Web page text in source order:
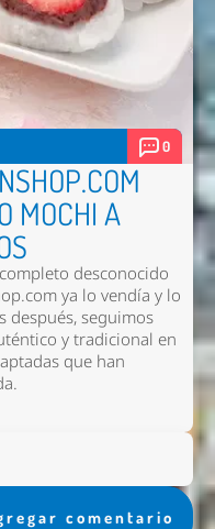
0
MOCHI A
desconocido
ya lo vendía y lo
después, seguimos
y tradicional en
que han
comentario